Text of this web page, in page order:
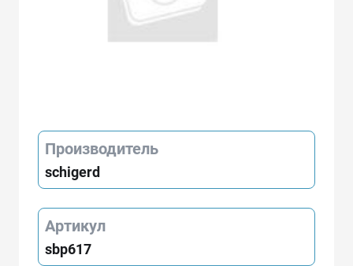
Производитель
schigerd
Артикул
sbp617